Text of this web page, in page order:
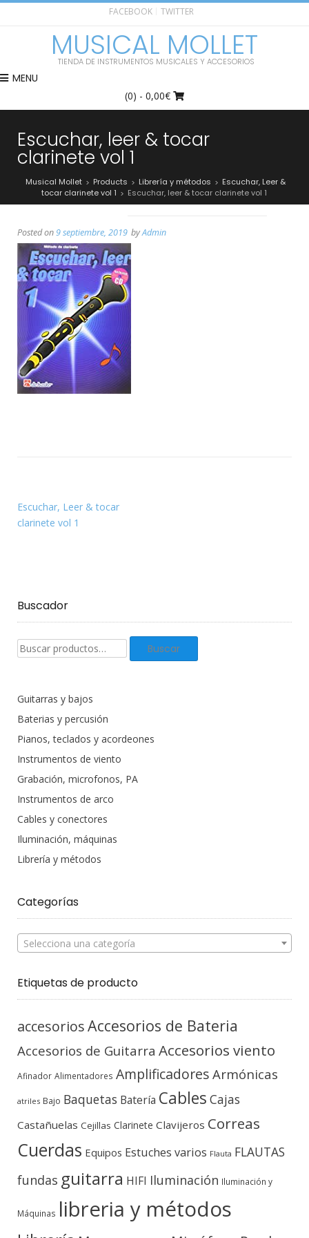
FACEBOOK TWITTER
MUSICAL MOLLET
TIENDA DE INSTRUMENTOS MUSICALES Y ACCESORIOS
MENU
(0) - 0,00€
Escuchar, leer & tocar
clarinete vol 1
Musical Mollet > Products > Librería y métodos > Escuchar, Leer &
tocar clarinete vol 1 > Escuchar, leer & tocar clarinete vol 1
Posted on9 septiembre, 2019 byAdmin
Escuchar, Leer & tocar
clarinete vol 1
Buscador
Buscar
productos:
Buscar
Guitarras y bajos
Baterias y percusión
Pianos, teclados y acordeones
Instrumentos de viento
Grabación, microfonos, PA
Instrumentos de arco
Cables y conectores
Iluminación, máquinas
Librería y métodos
Categorías
Selecciona una categoría
Etiquetas de producto
accesoriosAccesorios de Bateria
Accesorios de Guitarra Accesorios viento
Afinador Alimentadores Amplificadores Armónicas
atriles Bajo Baquetas Batería Cables Cajas
Castañuelas Cejillas Clarinete Clavijeros Correas
Cuerdas Equipos Estuches varios Flauta FLAUTAS
fundas guitarra HIFI Iluminación Iluminación y
Máquinas libreria y métodos